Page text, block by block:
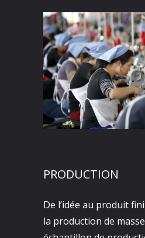
PRODUCTION
De l’idée au produit
la production de